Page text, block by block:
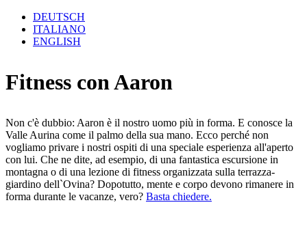
DEUTSCH
ITALIANO
ENGLISH
Fitness con Aaron
Non c'è dubbio: Aaron è il nostro uomo più in forma. E conosce la
Valle Aurina come il palmo della sua mano. Ecco perché non
vogliamo privare i nostri ospiti di una speciale esperienza all'aperto
con lui. Che ne dite, ad esempio, di una fantastica escursione in
montagna o di una lezione di fitness organizzata sulla terrazza-
giardino dell`Ovina? Dopotutto, mente e corpo devono rimanere in
forma durante le vacanze, vero? Basta chiedere.